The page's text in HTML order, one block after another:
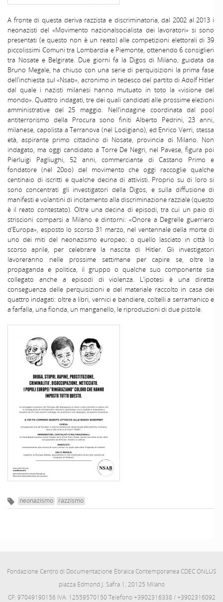
A fronte di questa deriva razzista e discriminatoria, dal 2002 al 2013 i
neonazisti del «Movimento nazionalsocialista dei lavoratori» si sono
presentati (e questo non è un reato) alle competizioni elettorali di 39
piccolissimi Comuni tra Lombardia e Piemonte, ottenendo 6 consiglieri
tra Nosate e Belgirate. Due giorni fa la Digos di Milano, guidata da
Bruno Megale, ha chiuso con una serie di perquisizioni la prima fase
dell’inchiesta sul «Nsab», acronimo in tedesco del partito di Adolf Hitler
dal quale i nazisti milanesi hanno mutuato in toto la «visione del
mondo». Quattro indagati, tre dei quali candidati alle prossime elezioni
amministrative del 25 maggio. Nell’indagine coordinata dal pool
antiterrorismo della Procura sono finiti Alberto Pedrini, 23 anni,
milanese, capolista a Terranova (nel Lodigiano), ed Enrico Verri, stessa
età, aspirante primo cittadino di Nosate, provincia di Milano. Non
indagato, ma oggi candidato a Torre De Negri, nel Pavese, figura poi
Pierluigi Pagliughi, 52 anni, commerciante di Castano Primo e
fondatore (nel 20oo) del movimento che oggi raccoglie qualche
centinaio di iscritti e qualche decina di attivisti. Proprio su di loro si
sono concentrati gli investigatori della Digos, e sulla diffusione di
manifesti e volantini di incitamento alla discriminazione razziale (questo
è il reato contestato). Oltre una decina di episodi, tra cui un paio di
striscioni comparsi a Milano e dintorni: «Onore a Degrelle guerriero
d’Europa», esposto lo scorso 31 marzo, nel ventennale della morte di
uno dei miti del neonazismo europeo; o quello lasciato in città lo
scorso aprile, per celebrare la nascita di Hitler. Gli investigatori
lavoreranno nelle prossime settimane per capire se, oltre la
propaganda e politica, il gruppo o qualche suo componente sia
collegato anche a episodi di violenza. L’ipotesi è una diretta
conseguenza delle perquisizioni e del materiale raccolto in casa dei
quattro indagati: oltre a libri, vernici e bandiere, coltelli a serramanico e
a farfalla, una fionda, un manganello, le riproduzioni di due pistole.
neonazismo razzismo
Fondazione Centro di Documentazione Ebraica Contemporanea CDEC ONLUS
piazza Edmond J. Safra 1, 20125 Milano
CF: 97049190156 IVA: 12559570150 Telefono +3902316338 / +3902316092